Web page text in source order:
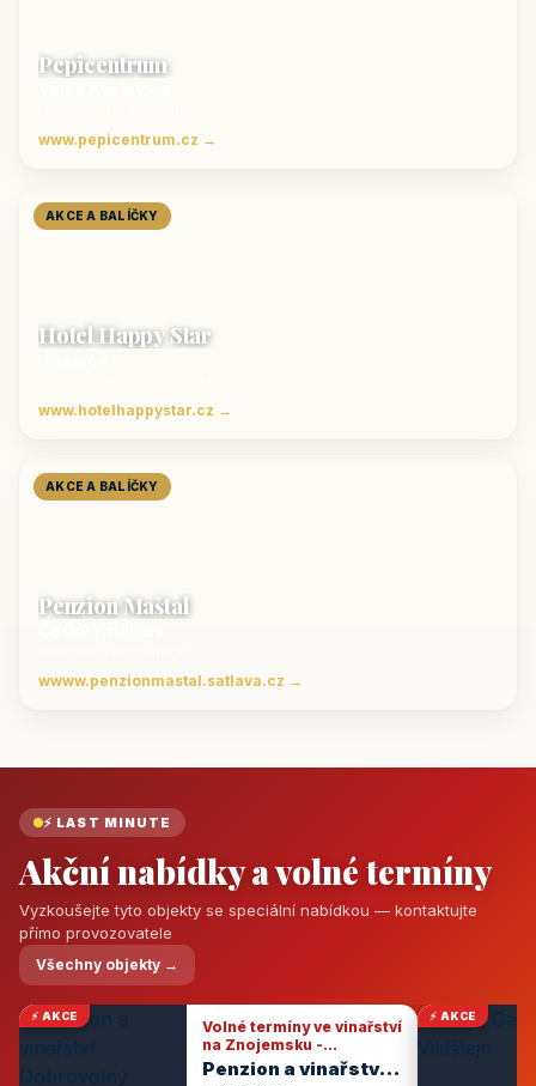
Pepicentrum
www.pepicentrum.cz →
AKCE A BALÍČKY
Hotel Happy Star
www.hotelhappystar.cz →
AKCE A BALÍČKY
Penzion Maštal
wwww.penzionmastal.satlava.cz →
⚡ LAST MINUTE
Akční nabídky a volné termíny
Vyzkoušejte tyto objekty se speciální nabídkou — kontaktujte
přímo provozovatele
Všechny objekty →
⚡ AKCE
Volné termíny ve vinařství
na Znojemsku -
degustace vín
Penzion a vinařství
⚡ AKCE